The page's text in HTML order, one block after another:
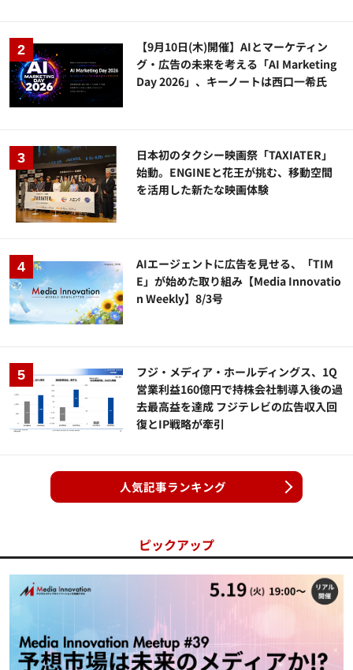
【9月10日(木)開催】AIとマーケティン
グ・広告の未来を考える「AI Marketing
Day 2026」、キーノートは西口一希氏
日本初のタクシー映画祭「TAXIATER」
始動。ENGINEと花王が挑む、移動空間
を活用した新たな映画体験
AIエージェントに広告を見せる、「TIM
E」が始めた取り組み【Media Innovatio
n Weekly】8/3号
フジ・メディア・ホールディングス、1Q
営業利益160億円で持株会社制導入後の過
去最高益を達成 フジテレビの広告収入回
復とIP戦略が牽引
人気記事ランキング
ピックアップ